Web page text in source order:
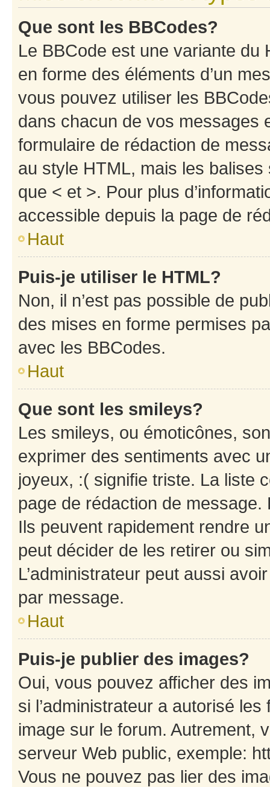
Que sont les BBCodes?
Le BBCode est une variante du
en forme des éléments d’un
vous pouvez utiliser les
dans chacun de vos messages
formulaire de rédaction de
au style HTML, mais les
que < et >. Pour plus
accessible depuis la page de
Haut
Puis-je utiliser le HTML?
Non, il n’est pas possible de
des mises en forme permises
avec les BBCodes.
Haut
Que sont les smileys?
Les smileys, ou émoticônes,
exprimer des sentiments avec
joyeux, :( signifie triste. La liste
page de rédaction de
Ils peuvent rapidement rendre
peut décider de les retirer ou
L’administrateur peut aussi
par message.
Haut
Puis-je publier des images?
Oui, vous pouvez afficher des
si l’administrateur a autorisé
image sur le forum. Autrement,
serveur Web public, exemple:
Vous ne pouvez pas lier des